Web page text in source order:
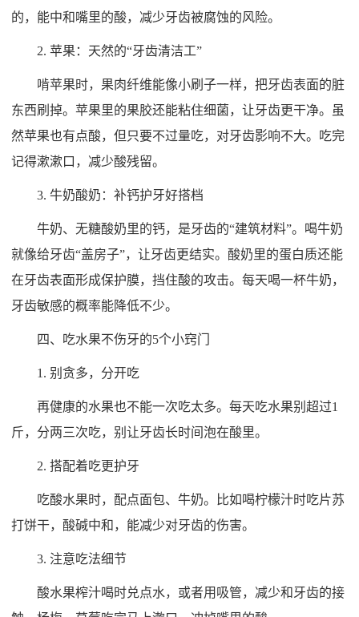
的，能中和嘴里的酸，减少牙齿被腐蚀的风险。
2. 苹果：天然的“牙齿清洁工”
啃苹果时，果肉纤维能像小刷子一样，把牙齿表面的脏
东西刷掉。苹果里的果胶还能粘住细菌，让牙齿更干净。虽
然苹果也有点酸，但只要不过量吃，对牙齿影响不大。吃完
记得漱漱口，减少酸残留。
3. 牛奶酸奶：补钙护牙好搭档
牛奶、无糖酸奶里的钙，是牙齿的“建筑材料”。喝牛奶
就像给牙齿“盖房子”，让牙齿更结实。酸奶里的蛋白质还能
在牙齿表面形成保护膜，挡住酸的攻击。每天喝一杯牛奶，
牙齿敏感的概率能降低不少。
四、吃水果不伤牙的5个小窍门
1. 别贪多，分开吃
再健康的水果也不能一次吃太多。每天吃水果别超过1
斤，分两三次吃，别让牙齿长时间泡在酸里。
2. 搭配着吃更护牙
吃酸水果时，配点面包、牛奶。比如喝柠檬汁时吃片苏
打饼干，酸碱中和，能减少对牙齿的伤害。
3. 注意吃法细节
酸水果榨汁喝时兑点水，或者用吸管，减少和牙齿的接